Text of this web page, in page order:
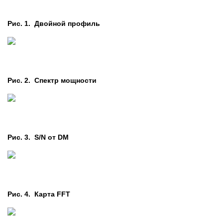
Рис. 1. Двойной профиль
Рис. 2. Cпектр мощности
Рис. 3. S/N от DM
Рис. 4. Карта FFT